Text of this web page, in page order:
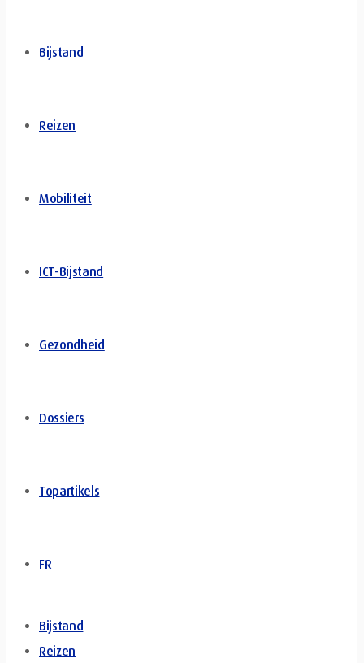
Bijstand
Reizen
Mobiliteit
ICT-Bijstand
Gezondheid
Dossiers
Topartikels
FR
Bijstand
Reizen